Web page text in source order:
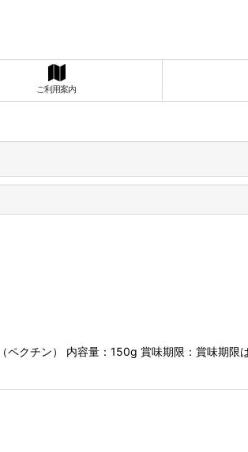
ご利用案内
クチン） 内容量：150g 賞味期限：賞味期限